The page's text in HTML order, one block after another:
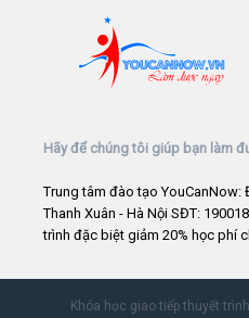
Hãy để chúng tôi giúp bạn làm
Trung tâm đào tạo YouCanNow:
Thanh Xuân - Hà Nội SĐT:
trình đặc biệt giảm 20% học phí
Khóa học giao tiếp thuyết